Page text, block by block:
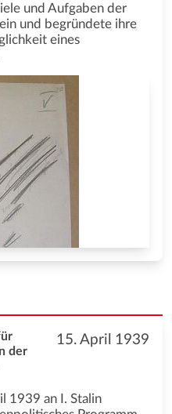
und Aufgaben der
und begründete ihre
eines
15. April 1939
der
1939 an I. Stalin